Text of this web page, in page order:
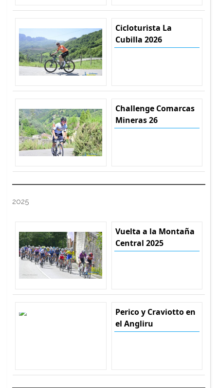
Cicloturista La
Cubilla 2026
Challenge Comarcas
Mineras 26
2025
Vuelta a la Montaña
Central 2025
Perico y Craviotto en
el Angliru